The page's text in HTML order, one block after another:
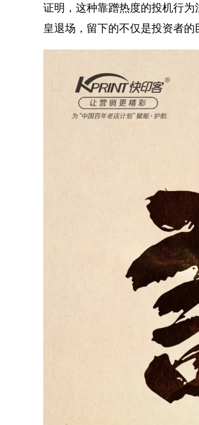
证明，这种靠蹭热度的投机行
皇退场，留下的不仅是投资者的